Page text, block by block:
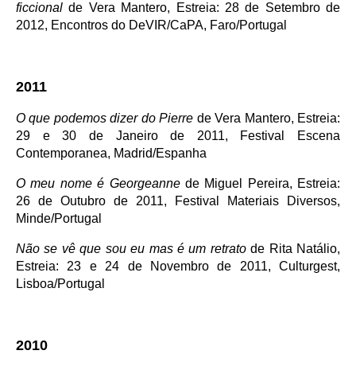
ficcional de Vera Mantero, Estreia: 28 de Setembro de
2012, Encontros do DeVIR/CaPA, Faro/Portugal
2011
O que podemos dizer do Pierre de Vera Mantero, Estreia:
29 e 30 de Janeiro de 2011, Festival Escena
Contemporanea, Madrid/Espanha
O meu nome é Georgeannede Miguel Pereira, Estreia:
26 de Outubro de 2011, Festival Materiais Diversos,
Minde/Portugal
Não se vê que sou eu mas é um retratode Rita Natálio,
Estreia: 23 e 24 de Novembro de 2011, Culturgest,
Lisboa/Portugal
2010